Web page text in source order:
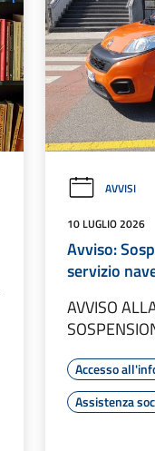
AVVISI
10 LUGLIO 2026
Avviso:
servizio
AVVISO
Accesso
Assistenza